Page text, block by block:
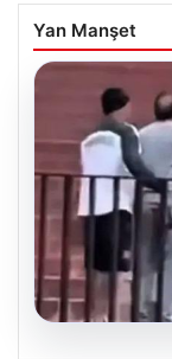
Yan Manşet